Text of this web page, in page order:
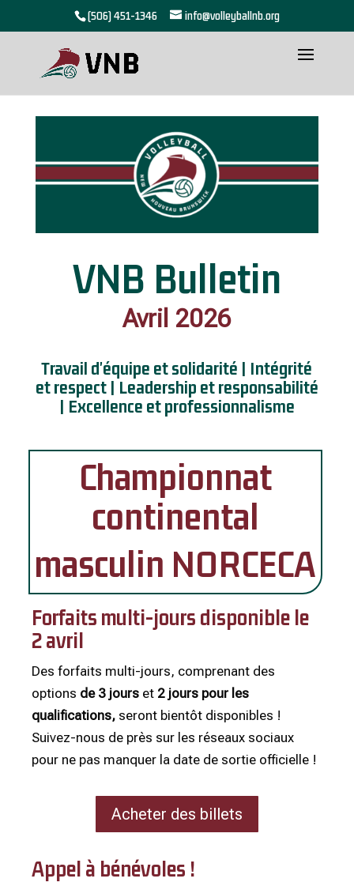
(506) 451-1346 info@volleyballnb.org
VNB Bulletin
Avril 2026
Travail d'équipe et solidarité | Intégrité
et respect | Leadership et responsabilité
| Excellence et professionnalisme
Championnat
continental
masculin NORCECA
Forfaits multi-jours disponible le
2 avril
Des forfaits multi-jours, comprenant des
options de 3 jours et 2 jours pour les
qualifications, seront bientôt disponibles !
Suivez-nous de près sur les réseaux sociaux
pour ne pas manquer la date de sortie officielle !
Acheter des billets
Appel à bénévoles !